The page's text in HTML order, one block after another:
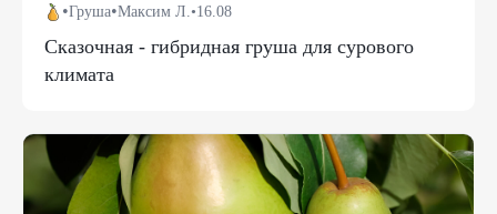
•Груша•Максим Л.•16.08
Сказочная - гибридная груша для сурового
климата